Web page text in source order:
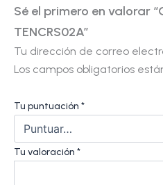
Sé el primero en valorar
TENCRS02A”
Tu dirección de correo
Los campos obligatorios
Tu puntuación *
Tu valoración *